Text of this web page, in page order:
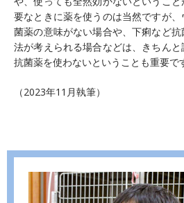
要なときに薬を使うのは当然ですが
菌薬の意味がない場合や、下痢など
法が考えられる場合などは、きちん
抗菌薬を使わないということも重要で
（2023年11月執筆）